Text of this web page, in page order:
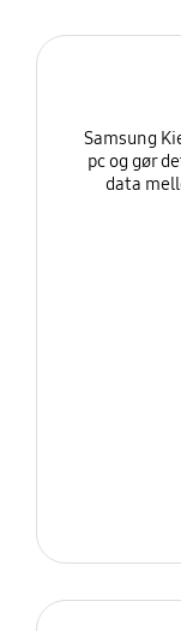
Samsung
pc og gør
data